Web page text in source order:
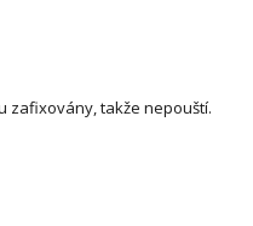
zafixovány, takže nepouští.